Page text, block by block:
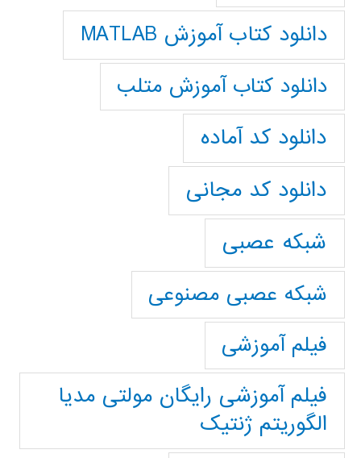
دانلود کتاب آموزش MATLAB
دانلود کتاب آموزش متلب
دانلود کد آماده
دانلود کد مجانی
شبکه عصبی
شبکه عصبی مصنوعی
فیلم آموزشی
فیلم آموزشی رایگان مولتی مدیا
الگوریتم ژنتیک